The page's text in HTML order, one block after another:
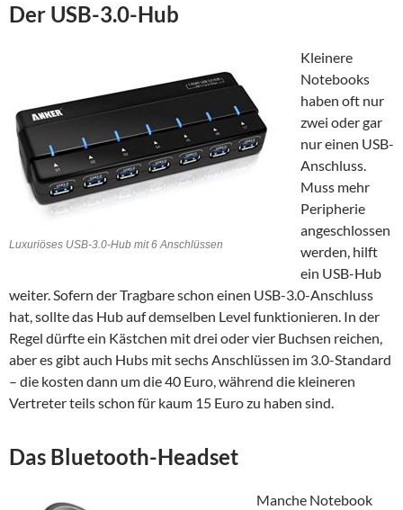
Der USB-3.0-Hub
Luxuriöses USB-3.0-Hub mit 6 Anschlüssen
Kleinere
Notebooks
haben oft nur
zwei oder gar
nur einen USB-
Anschluss.
Muss mehr
Peripherie
angeschlossen
werden, hilft
ein USB-Hub
weiter. Sofern der Tragbare schon einen USB-3.0-Anschluss
hat, sollte das Hub auf demselben Level funktionieren. In der
Regel dürfte ein Kästchen mit drei oder vier Buchsen reichen,
aber es gibt auch Hubs mit sechs Anschlüssen im 3.0-Standard
– die kosten dann um die 40 Euro, während die kleineren
Vertreter teils schon für kaum 15 Euro zu haben sind.
Das Bluetooth-Headset
Manche Notebook